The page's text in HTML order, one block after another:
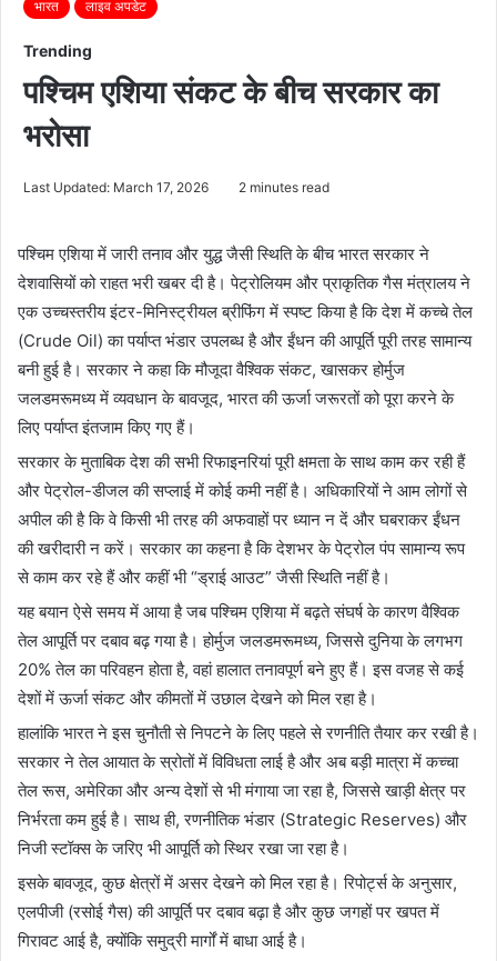
भारत लाइव अपडेट
Trending
पश्चिम एशिया संकट के बीच सरकार का
भरोसा
Last Updated: March 17, 2026 2 minutes read
पश्चिम एशिया में जारी तनाव और युद्ध जैसी स्थिति के बीच भारत सरकार ने
देशवासियों को राहत भरी खबर दी है। पेट्रोलियम और प्राकृतिक गैस मंत्रालय ने
एक उच्चस्तरीय इंटर-मिनिस्ट्रीयल ब्रीफिंग में स्पष्ट किया है कि देश में कच्चे तेल
(Crude Oil) का पर्याप्त भंडार उपलब्ध है और ईंधन की आपूर्ति पूरी तरह सामान्य
बनी हुई है। सरकार ने कहा कि मौजूदा वैश्विक संकट, खासकर होर्मुज
जलडमरूमध्य में व्यवधान के बावजूद, भारत की ऊर्जा जरूरतों को पूरा करने के
लिए पर्याप्त इंतजाम किए गए हैं।
सरकार के मुताबिक देश की सभी रिफाइनरियां पूरी क्षमता के साथ काम कर रही हैं
और पेट्रोल-डीजल की सप्लाई में कोई कमी नहीं है। अधिकारियों ने आम लोगों से
अपील की है कि वे किसी भी तरह की अफवाहों पर ध्यान न दें और घबराकर ईंधन
की खरीदारी न करें। सरकार का कहना है कि देशभर के पेट्रोल पंप सामान्य रूप
से काम कर रहे हैं और कहीं भी “ड्राई आउट” जैसी स्थिति नहीं है।
यह बयान ऐसे समय में आया है जब पश्चिम एशिया में बढ़ते संघर्ष के कारण वैश्विक
तेल आपूर्ति पर दबाव बढ़ गया है। होर्मुज जलडमरूमध्य, जिससे दुनिया के लगभग
20% तेल का परिवहन होता है, वहां हालात तनावपूर्ण बने हुए हैं। इस वजह से कई
देशों में ऊर्जा संकट और कीमतों में उछाल देखने को मिल रहा है।
हालांकि भारत ने इस चुनौती से निपटने के लिए पहले से रणनीति तैयार कर रखी है।
सरकार ने तेल आयात के स्रोतों में विविधता लाई है और अब बड़ी मात्रा में कच्चा
तेल रूस, अमेरिका और अन्य देशों से भी मंगाया जा रहा है, जिससे खाड़ी क्षेत्र पर
निर्भरता कम हुई है। साथ ही, रणनीतिक भंडार (Strategic Reserves) और
निजी स्टॉक्स के जरिए भी आपूर्ति को स्थिर रखा जा रहा है।
इसके बावजूद, कुछ क्षेत्रों में असर देखने को मिल रहा है। रिपोर्ट्स के अनुसार,
एलपीजी (रसोई गैस) की आपूर्ति पर दबाव बढ़ा है और कुछ जगहों पर खपत में
गिरावट आई है, क्योंकि समुद्री मार्गों में बाधा आई है।